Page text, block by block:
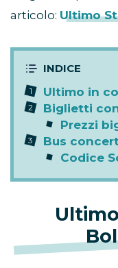
articolo: Ultimo
Ultimo in
Biglietti
Prezzi
Bus
Codice